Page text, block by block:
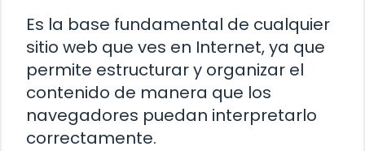
Es la base fundamental de cualquier
sitio web que ves en Internet, ya que
permite estructurar y organizar el
contenido de manera que los
navegadores puedan interpretarlo
correctamente.